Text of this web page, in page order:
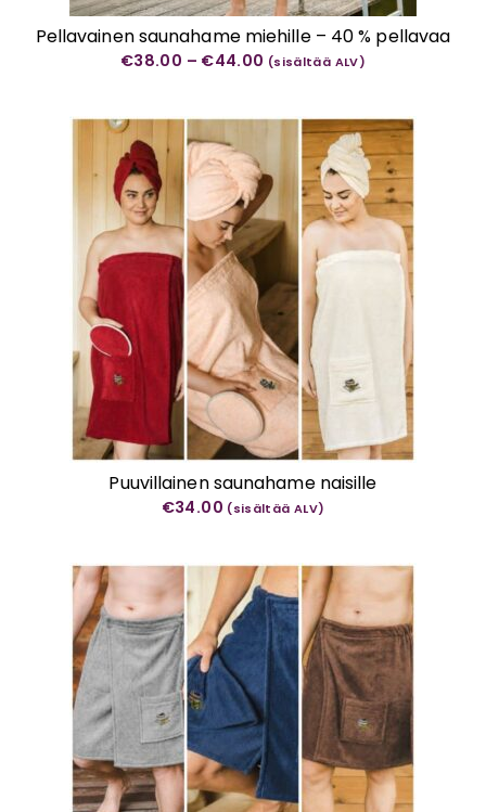
Pellavainen saunahame miehille – 40 % pellavaa
€38.00 – €44.00 Hintaluokka:
€44.00
(sisältää ALV)
Puuvillainen saunahame naisille
€34.00 (sisältää ALV)